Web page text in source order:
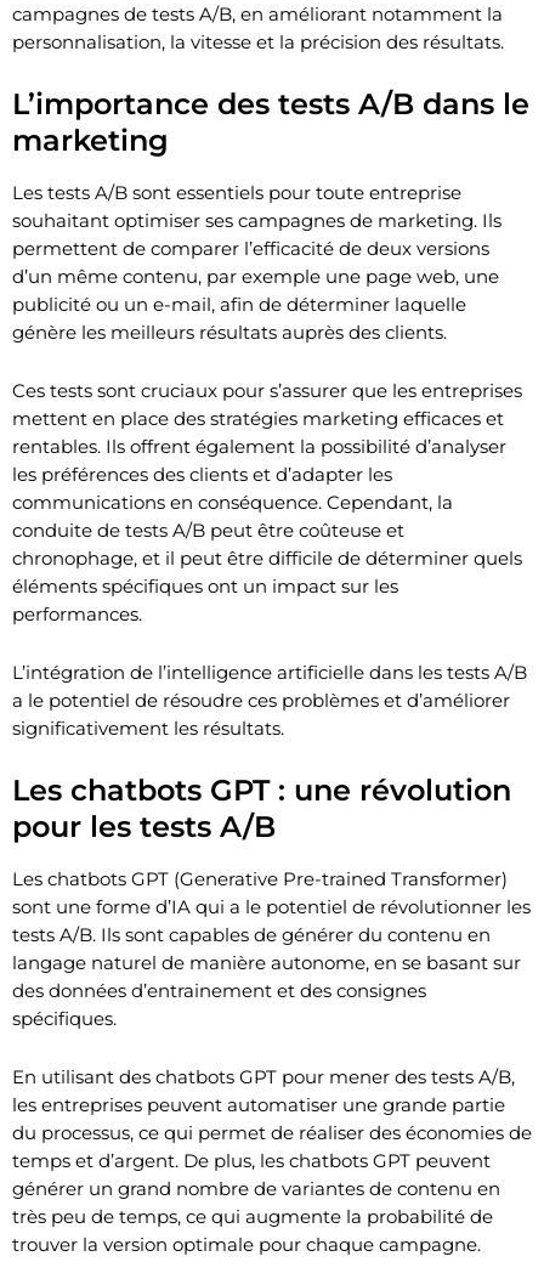
campagnes de tests A/B, en améliorant notamment la
personnalisation, la vitesse et la précision des résultats.
L’importance des tests A/B dans le
marketing
Les tests A/B sont essentiels pour toute entreprise
souhaitant optimiser ses campagnes de marketing. Ils
permettent de comparer l’efficacité de deux versions
d’un même contenu, par exemple une page web, une
publicité ou un e-mail, afin de déterminer laquelle
génère les meilleurs résultats auprès des clients.
Ces tests sont cruciaux pour s’assurer que les entreprises
mettent en place des stratégies marketing efficaces et
rentables. Ils offrent également la possibilité d’analyser
les préférences des clients et d’adapter les
communications en conséquence. Cependant, la
conduite de tests A/B peut être coûteuse et
chronophage, et il peut être difficile de déterminer quels
éléments spécifiques ont un impact sur les
performances.
L’intégration de l’intelligence artificielle dans les tests A/B
a le potentiel de résoudre ces problèmes et d’améliorer
significativement les résultats.
Les chatbots GPT : une révolution
pour les tests A/B
Les chatbots GPT (Generative Pre-trained Transformer)
sont une forme d’IA qui a le potentiel de révolutionner les
tests A/B. Ils sont capables de générer du contenu en
langage naturel de manière autonome, en se basant sur
des données d’entrainement et des consignes
spécifiques.
En utilisant des chatbots GPT pour mener des tests A/B,
les entreprises peuvent automatiser une grande partie
du processus, ce qui permet de réaliser des économies de
temps et d’argent. De plus, les chatbots GPT peuvent
générer un grand nombre de variantes de contenu en
très peu de temps, ce qui augmente la probabilité de
trouver la version optimale pour chaque campagne.